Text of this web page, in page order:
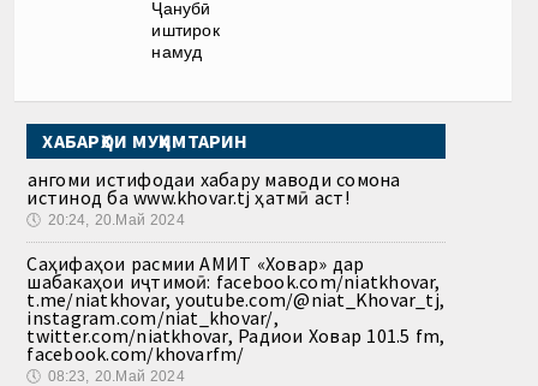
Ҷанубӣ
иштирок
намуд
ХАБАРҲОИ МУҲИМТАРИН
Ҳангоми истифодаи хабару маводи сомона
истинод ба www.khovar.tj ҳатмӣ аст!
🕔 20:24, 20.Май 2024
Саҳифаҳои расмии АМИТ «Ховар» дар
шабакаҳои иҷтимоӣ: facebook.com/niatkhovar,
t.me/niatkhovar, youtube.com/@niat_Khovar_tj,
instagram.com/niat_khovar/,
twitter.com/niatkhovar, Радиои Ховар 101.5 fm,
facebook.com/khovarfm/
🕔 08:23, 20.Май 2024